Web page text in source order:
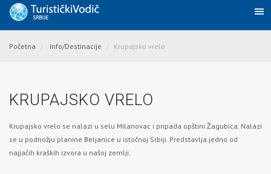
Početna Info/Destinacije Krupajsko vrelo
KRUPAJSKO VRELO
Krupajsko vrelo se nalazi u selu Milanovac i pripada opštini Žagubica. Nalazi
se u podnožju planine Beljanice u istočnoj Srbiji. Predstavlja jedno od
najjačih kraških izvora u našoj zemlji.